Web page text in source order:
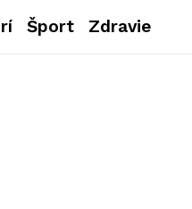
Šport Zdravie